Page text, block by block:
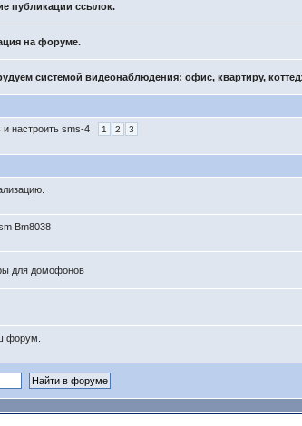
публикации ссылок.
на форуме.
системой видеонаблюдения: офис, квартиру,
и настроить sms-4 1 2 3
Bm8038
для домофонов
форум.